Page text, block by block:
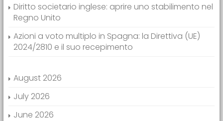
Diritto societario inglese: aprire uno stabilimento nel
Regno Unito
Azioni a voto multiplo in Spagna: la Direttiva (UE)
2024/2810 e il suo recepimento
August 2026
July 2026
June 2026